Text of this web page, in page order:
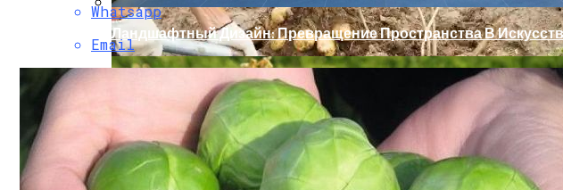
Ландшафтный Дизайн: Превращение Пространства В
Whatsapp
Email